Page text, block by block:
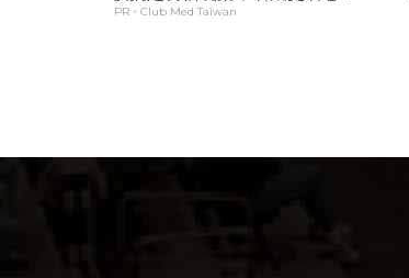
PR・Club Med Taiwan